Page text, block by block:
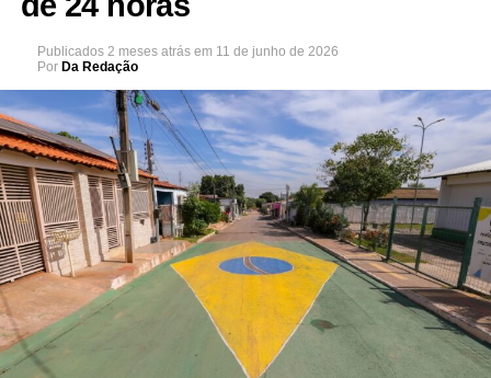
Publicados 2 meses atrás em 11 de junho de 2026
Por Da Redação